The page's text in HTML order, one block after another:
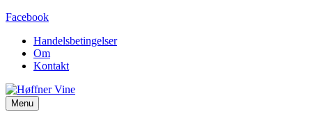
Facebook
Handelsbetingelser
Om
Kontakt
Menu